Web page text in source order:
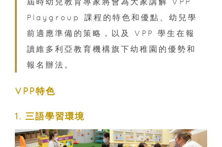
Playgroup 課程的特色和優點、幼兒學
前適應準備的策略，以及 VPP 學生在報
讀維多利亞教育機構旗下幼稚園的優勢和
報名辦法。
VPP特色
1. 三語學習環境